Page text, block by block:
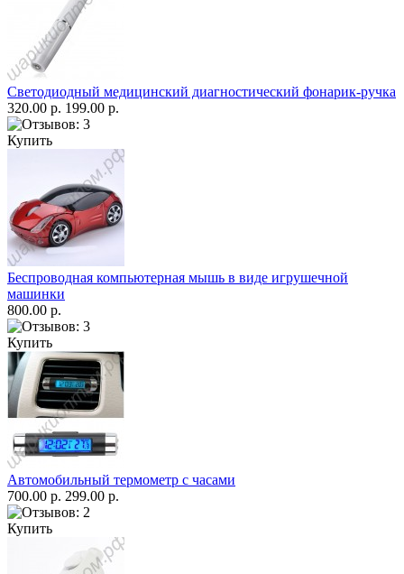
Светодиодный медицинский диагностический фонарик-ручка
320.00 р. 199.00 р.
Купить
Беспроводная компьютерная мышь в виде игрушечной
машинки
800.00 р.
Купить
Автомобильный термометр с часами
700.00 р. 299.00 р.
Купить